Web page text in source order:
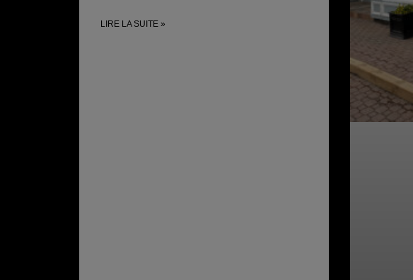
LIRE LA SUITE »